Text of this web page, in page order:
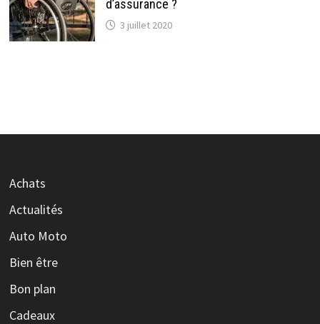
d’assurance ?
3 juillet 2020
Achats
Actualités
Auto Moto
Bien être
Bon plan
Cadeaux